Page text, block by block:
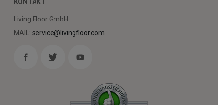
KONTAKT
Living Floor GmbH
MAIL: service@livingfloor.com